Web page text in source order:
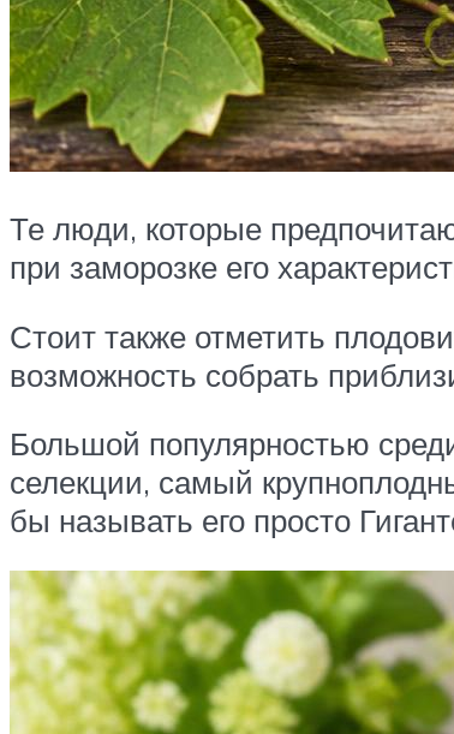
Те люди, которые
при заморозке его
Стоит также отметить
возможность собрать
Большой популярностью
селекции, самый
бы называть его просто